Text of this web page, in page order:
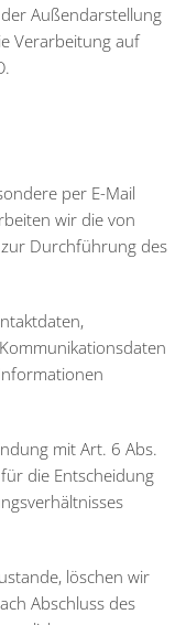
Außendarstellung
Verarbeitung auf
per E-Mail
wir die von
Durchführung des
mit Art. 6 Abs.
die Entscheidung
löschen wir
Abschluss des